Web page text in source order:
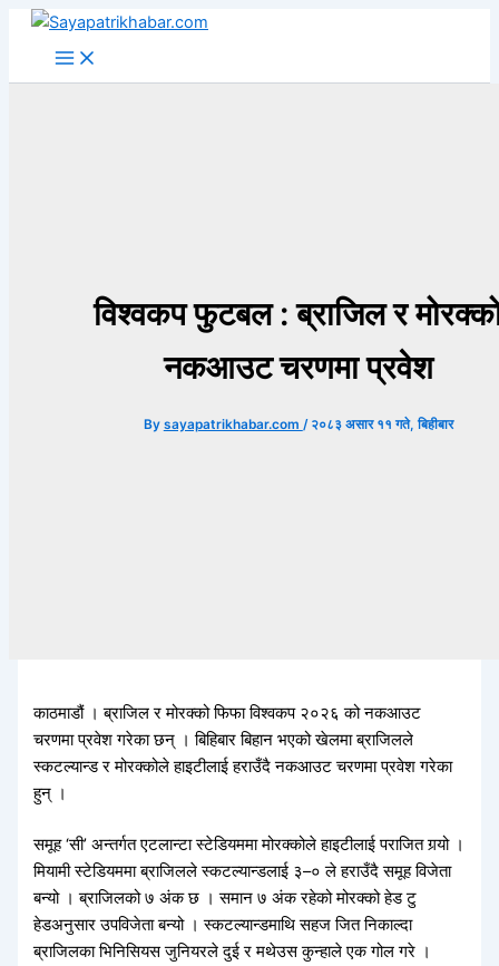
Skip
विश्वकप फुटबल : ब्राजिल र
नकआउट चरणमा प्रवेश
By sayapatrikhabar.com / २०८३ असार ११ गते, बिहीबार
काठमाडौं । ब्राजिल र मोरक्को फिफा विश्वकप २०२६ को नकआउट
चरणमा प्रवेश गरेका छन् । बिहिबार बिहान भएको खेलमा ब्राजिलले
स्कटल्यान्ड र मोरक्कोले हाइटीलाई हराउँदै नकआउट चरणमा प्रवेश गरेका
हुन् ।
समूह ‘सी’ अन्तर्गत एटलान्टा स्टेडियममा मोरक्कोले हाइटीलाई पराजित गर्‍यो ।
मियामी स्टेडियममा ब्राजिलले स्कटल्यान्डलाई ३–० ले हराउँदै समूह विजेता
बन्यो । ब्राजिलको ७ अंक छ । समान ७ अंक रहेको मोरक्को हेड टु
हेडअनुसार उपविजेता बन्यो । स्कटल्यान्डमाथि सहज जित निकाल्दा
ब्राजिलका भिनिसियस जुनियरले दुई र मथेउस कुन्हाले एक गोल गरे ।